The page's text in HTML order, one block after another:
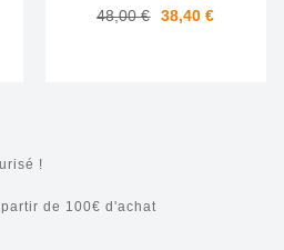
38,40 €
48,00 €
!
de 100€ d'achat